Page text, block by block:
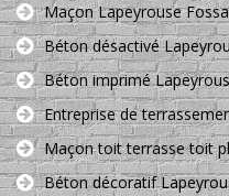
Maçon Lapeyrouse
Béton désactivé
Béton imprimé
Entreprise de
Maçon toit terrasse toit
Béton décoratif